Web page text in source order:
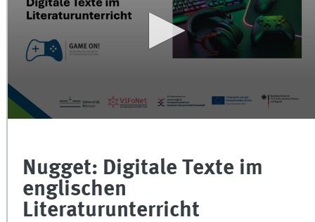
seconds
Nugget: Digitale Texte im
englischen
Literaturunterricht